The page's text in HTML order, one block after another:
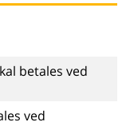
betales ved
ved